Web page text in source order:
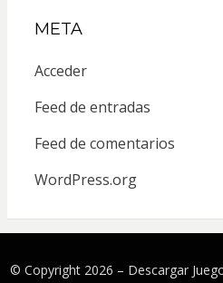
META
Acceder
Feed de entradas
Feed de comentarios
WordPress.org
© Copyright 2026 – Descargar